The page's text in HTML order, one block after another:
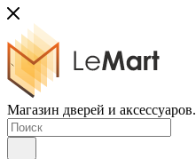
Магазин дверей и аксессуаров.